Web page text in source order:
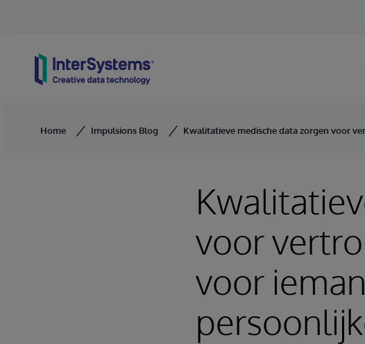
Home Impulsions Blog Kwalitatieve medische data zorgen voor
voor
voor